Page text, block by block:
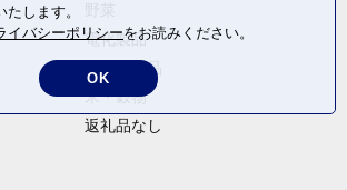
電化製品
卵・乳製品
米・穀物
返礼品なし
します。
イバシーポリシーをお読みください。
OK